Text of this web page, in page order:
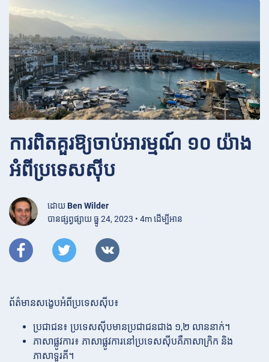
ការពិតគួរឱ្យចាប់អារម្មណ៍ ១០ យ៉ាង
អំពីប្រទេសស៊ីប
ដោយ Ben Wilder
បានផ្សព្វផ្សាយ ធ្នូ 24, 2023 • 4m ដើម្បីអាន
ព័ត៌មានសង្ខេបអំពីប្រទេសស៊ីប៖
ប្រជាជន៖ ប្រទេសស៊ីបមានប្រជាជនជាង ១,២ លាននាក់។
ភាសាផ្លូវការ៖ ភាសាផ្លូវការនៅប្រទេសស៊ីបគឺភាសាក្រិក និង
ភាសាទួរគី។